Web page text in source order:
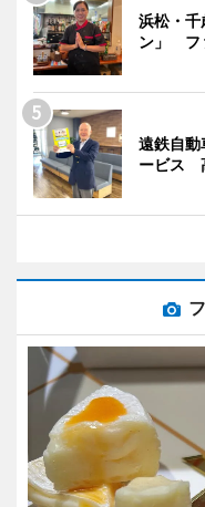
浜松・千
ン」 フ
遠鉄自動
ービス